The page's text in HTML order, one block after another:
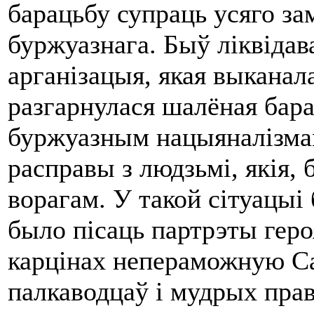
барацьбу супраць усяго
буржуазнага. Быў
арганізацыя, якая
разгарнулася шалёная
буржуазным
расправы з людзьмі, якія,
ворагам. У такой
было пісаць партрэты
карцінах непераможную
палкаводцаў і мудрых